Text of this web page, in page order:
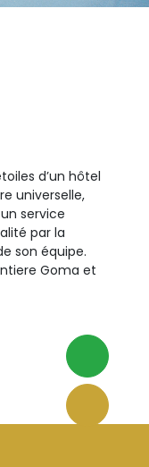
d’un hôtel
universelle,
un service
par la
son équipe.
Goma et